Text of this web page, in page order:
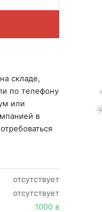
складе,
по телефону
или
в
отсутствует
отсутствует
1000 в